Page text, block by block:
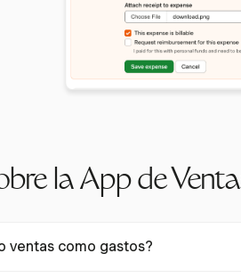
la App de
ventas como gastos?